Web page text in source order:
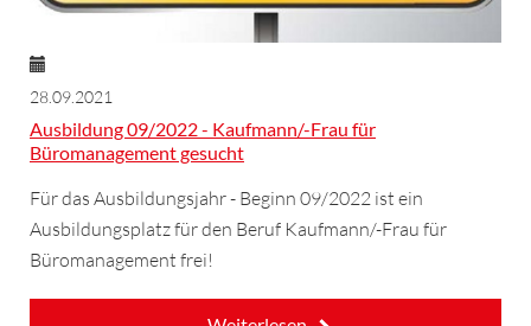
28.09.2021
Ausbildung 09/2022 - Kaufmann/-Frau für
Büromanagement gesucht
Für das Ausbildungsjahr - Beginn 09/2022 ist ein
Ausbildungsplatz für den Beruf Kaufmann/-Frau für
Büromanagement frei!